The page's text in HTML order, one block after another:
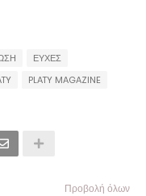
ΕΥΧΕΣ
PLATY MAGAZINE
Προβολή όλων